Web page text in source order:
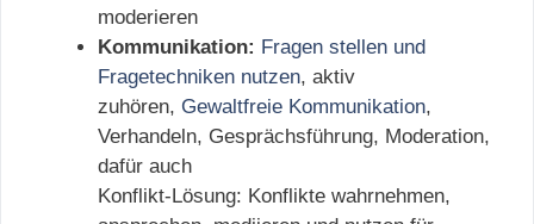
moderieren
Kommunikation: Fragen stellen und
Fragetechniken nutzen, aktiv
zuhören, Gewaltfreie Kommunikation,
Verhandeln, Gesprächsführung, Moderation,
dafür auch
Konflikt-Lösung: Konflikte wahrnehmen,